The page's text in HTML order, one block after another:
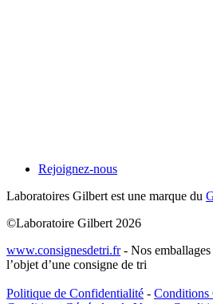
Rejoignez-nous
Laboratoires Gilbert est une marque du
©Laboratoire Gilbert 2026
www.consignesdetri.fr- Nos
l’objet d’une consigne de tri
Politique de Confidentialité - Conditions